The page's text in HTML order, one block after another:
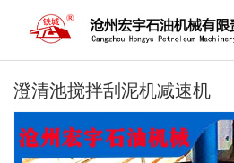
澄清池搅拌刮泥机减速机